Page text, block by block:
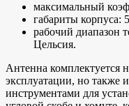
максимальный
габариты корпуса:
рабочий диапазон
Цельсия.
Антенна комплектуется
эксплуатации, но также
инструментами для